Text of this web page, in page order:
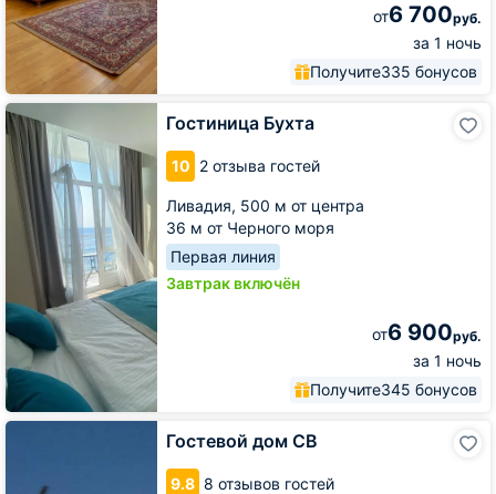
от6 700руб.
за 1 ночь
Получите335 бонусов
Гостиница Бухта
10 2 отзыва гостей
Ливадия, 500 м от центра
36 м от Черного моря
Первая линия
Завтрак включён
от6 900руб.
за 1 ночь
Получите345 бонусов
Гостиница
Бухта
Гостевой дом СВ
9.8 8 отзывов гостей
Гостевой